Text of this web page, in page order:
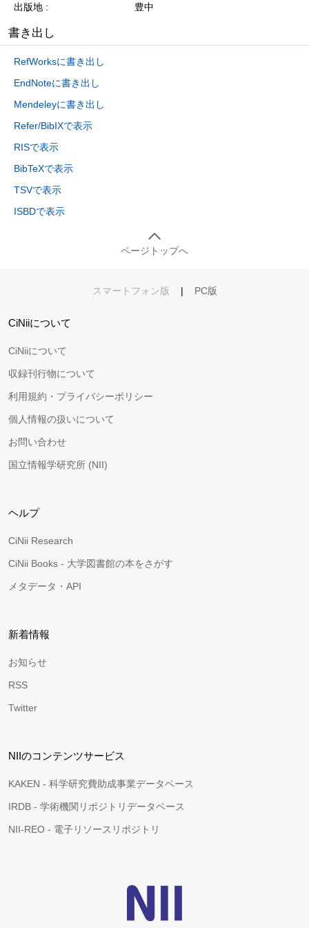
出版地 豊中
書き出し
RefWorksに書き出し
EndNoteに書き出し
Mendeleyに書き出し
Refer/BibIXで表示
RISで表示
BibTeXで表示
TSVで表示
ISBDで表示
ページトップへ
スマートフォン版 | PC版
CiNiiについて
CiNiiについて
収録刊行物について
利用規約・プライバシーポリシー
個人情報の扱いについて
お問い合わせ
国立情報学研究所 (NII)
ヘルプ
CiNii Research
CiNii Books - 大学図書館の本をさがす
メタデータ・API
新着情報
お知らせ
RSS
Twitter
NIIのコンテンツサービス
KAKEN - 科学研究費助成事業データベース
IRDB - 学術機関リポジトリデータベース
NII-REO - 電子リソースリポジトリ